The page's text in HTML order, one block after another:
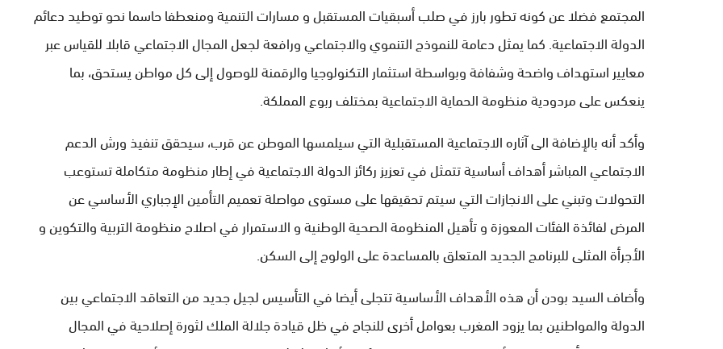
المجتمع فضلا عن كونه تطور بارز في صلب أسبقيات المستقبل و مسارات التنمية ومنعطفا حاسما نحو توطيد دعائم
الدولة الاجتماعية. كما يمثل دعامة للنموذج التنموي والاجتماعي ورافعة لجعل المجال الاجتماعي قابلا للقياس عبر
معايير استهداف واضحة وشفافة وبواسطة استثمار التكنولوجيا والرقمنة للوصول إلى كل مواطن يستحق، بما
ينعكس على مردودية منظومة الحماية الاجتماعية بمختلف ربوع المملكة.
وأكد أنه بالإضافة الى آثاره الاجتماعية المستقبلية التي سيلمسها الموطن عن قرب، سيحقق تنفيذ ورش الدعم
الاجتماعي المباشر أهداف أساسية تتمثل في تعزيز ركائز الدولة الاجتماعية في إطار منظومة متكاملة تستوعب
التحولات وتبني على الانجازات التي سيتم تحقيقها على مستوى مواصلة تعميم التأمين الإجباري الأساسي عن
المرض لفائذة الفئات المعوزة و تأهيل المنظومة الصحية الوطنية و الاستمرار في اصلاح منظومة التربية والتكوين و
الأجرأة المثلى للبرنامج الجديد المتعلق بالمساعدة على الولوج إلى السكن.
وأضاف السيد بودن أن هذه الأهداف الأساسية تتجلى أيضا في التأسيس لجيل جديد من التعاقد الاجتماعي بين
الدولة والمواطنين بما يزود المغرب بعوامل أخرى للنجاح في ظل قيادة جلالة الملك لثورة إصلاحية في المجال